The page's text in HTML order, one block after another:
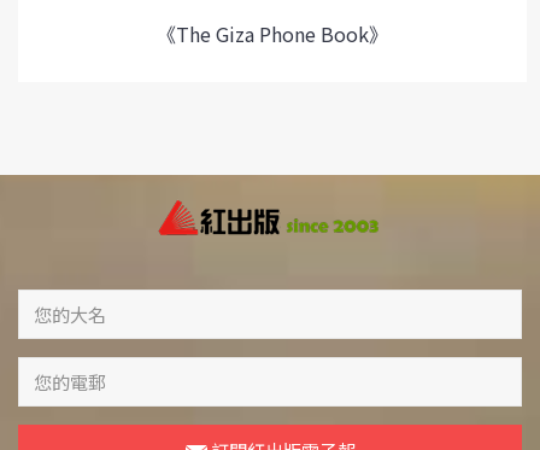
《The Giza Phone Book》